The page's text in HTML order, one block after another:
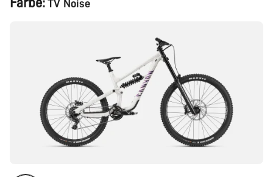
TV Noise